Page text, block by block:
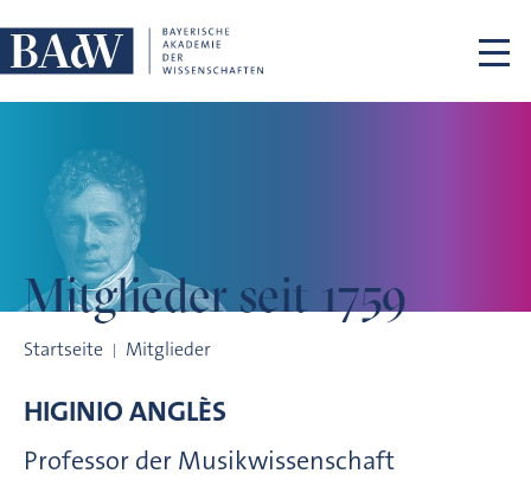
Mitglieder seit 1759
Startseite Mitglieder
HIGINIOANGLÈS
Professor der Musikwissenschaft